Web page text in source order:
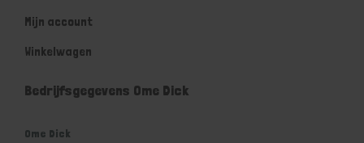
Mijn account
Winkelwagen
Bedrijfsgegevens Ome Dick
Ome Dick